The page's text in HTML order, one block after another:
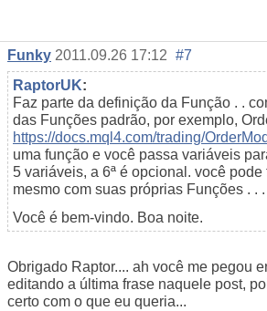
Funky 2011.09.26 17:12 #7
RaptorUK:
Faz parte da definição da Função . .
das Funções padrão, por exemplo,
https://docs.mql4.com/trading/
uma função e você passa variáveis
5 variáveis, a 6ª é opcional. você
mesmo com suas próprias Funções . . .
Você é bem-vindo. Boa noite.
Obrigado Raptor.... ah você me pegou
editando a última frase naquele post,
certo com o que eu queria...